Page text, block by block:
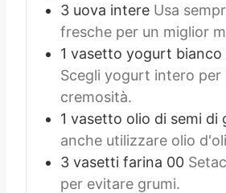
3 uova intere Usa
fresche per un miglior
1 vasetto yogurt bianco
Scegli yogurt intero per
cremosità.
1 vasetto olio di semi di
anche utilizzare olio
3 vasetti farina 00
per evitare grumi.